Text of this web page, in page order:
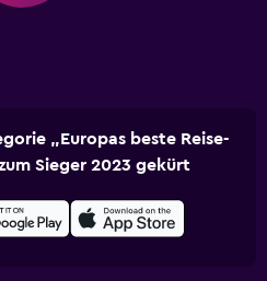
„Europas beste Reise-
Sieger 2023 gekürt